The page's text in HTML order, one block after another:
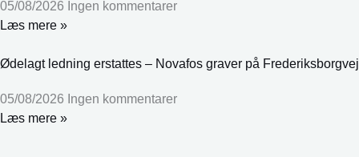
05/08/2026 Ingen kommentarer
Læs mere »
Ødelagt ledning erstattes – Novafos graver på Frederiksborgvej
05/08/2026 Ingen kommentarer
Læs mere »